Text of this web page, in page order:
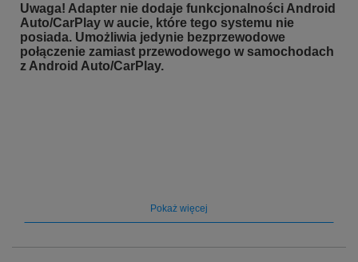
Uwaga! Adapter nie dodaje funkcjonalności Android
Auto/CarPlay w aucie, które tego systemu nie
posiada. Umożliwia jedynie bezprzewodowe
połączenie zamiast przewodowego w samochodach
z Android Auto/CarPlay.
Pokaż więcej